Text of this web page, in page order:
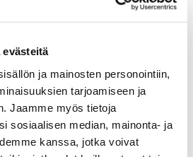
evästeitä
ja mainosten personointiin,
tarjoamiseen ja
Jaamme myös tietoja
sosiaalisen median, mainonta- ja
kanssa, jotka voivat
Sukittajien